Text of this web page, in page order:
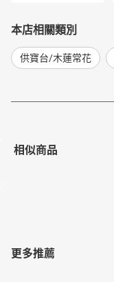
本店相關類別
供寶台/木蓮常花
相似商品
更多推薦